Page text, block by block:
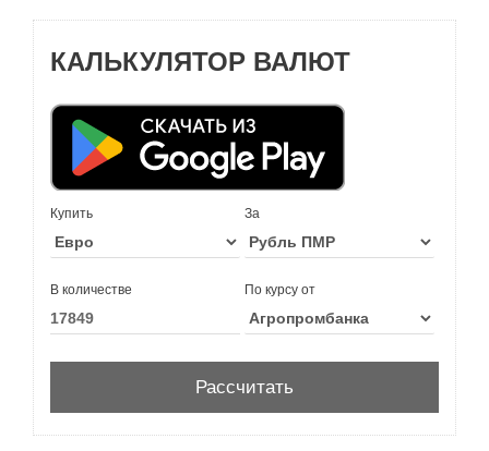
КАЛЬКУЛЯТОР ВАЛЮТ
Купить За
В количестве По курсу от